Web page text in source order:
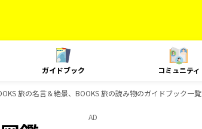
ガイドブック コミュニティ
旅の名言＆絶景、BOOKS 旅の読み物のガイドブック一覧
AD